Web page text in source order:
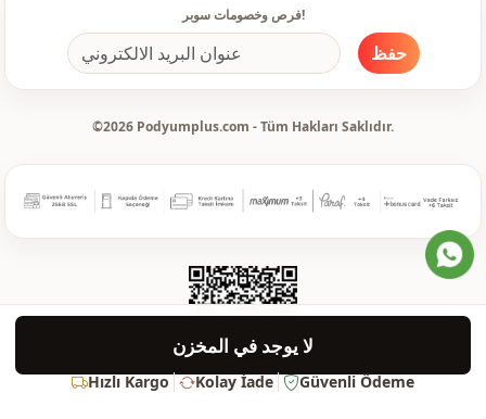
لا يوجد في المخزن
Hızlı Kargo Kolay İade Güvenli Ödeme
فرص وخصومات سوبر!
حفظ
©2026 Podyumplus.com - Tüm Hakları Saklıdır.